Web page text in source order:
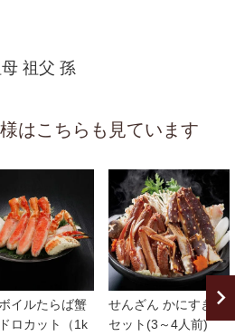
祖父 孫
はこちらも見ています
イルたらば蟹
ロカット（1k
せんざん かにすき鍋
セット(3～4人前)